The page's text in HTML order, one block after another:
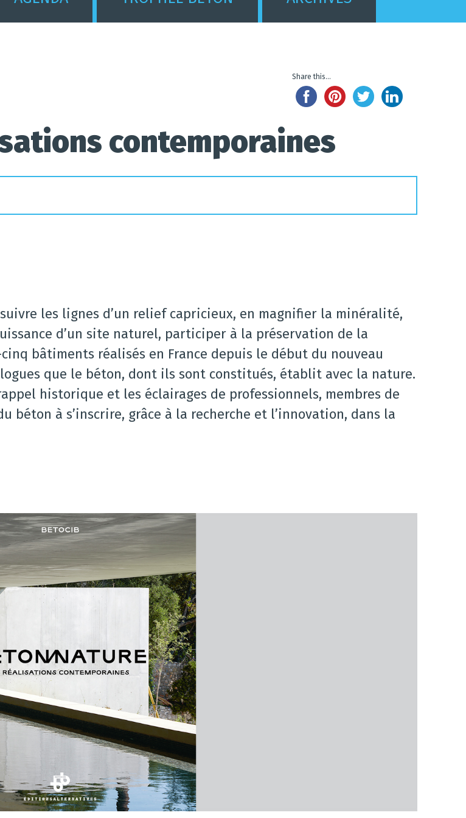
Share this...
contemporaines
les lignes d’un relief capricieux, en magnifier la minéralité,
d’un site naturel, participer à la préservation de la
bâtiments réalisés en France depuis le début du nouveau
que le béton, dont ils sont constitués, établit avec la nature.
historique et les éclairages de professionnels, membres de
béton à s’inscrire, grâce à la recherche et l’innovation, dans la